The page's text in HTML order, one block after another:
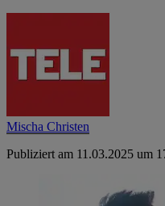
Mischa Christen
Publiziert am 11.03.2025 um